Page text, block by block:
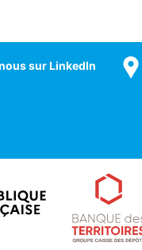
sur LinkedIn